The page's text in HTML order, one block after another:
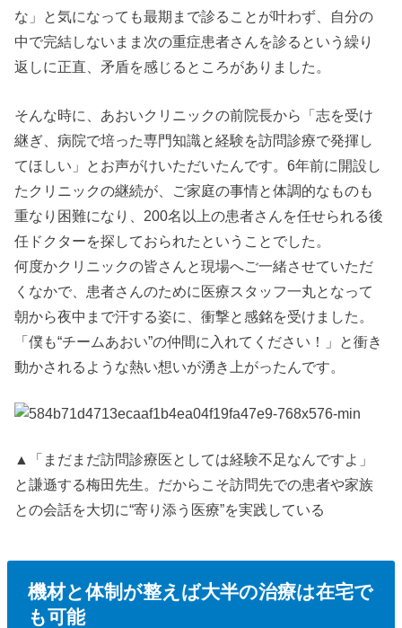
な」と気になっても最期まで診ることが叶わず、自分の
中で完結しないまま次の重症患者さんを診るという繰り
返しに正直、矛盾を感じるところがありました。
そんな時に、あおいクリニックの前院長から「志を受け
継ぎ、病院で培った専門知識と経験を訪問診療で発揮し
てほしい」とお声がけいただいたんです。6年前に開設し
たクリニックの継続が、ご家庭の事情と体調的なものも
重なり困難になり、200名以上の患者さんを任せられる後
任ドクターを探しておられたということでした。
何度かクリニックの皆さんと現場へご一緒させていただ
くなかで、患者さんのために医療スタッフ一丸となって
朝から夜中まで汗する姿に、衝撃と感銘を受けました。
「僕も“チームあおい”の仲間に入れてください！」と衝き
動かされるような熱い想いが湧き上がったんです。
▲「まだまだ訪問診療医としては経験不足なんですよ」
と謙遜する梅田先生。だからこそ訪問先での患者や家族
との会話を大切に“寄り添う医療”を実践している
機材と体制が整えば大半の治療は在宅で
も可能